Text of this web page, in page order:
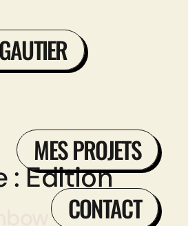
MES PROJETS
CONTACT
:Edition